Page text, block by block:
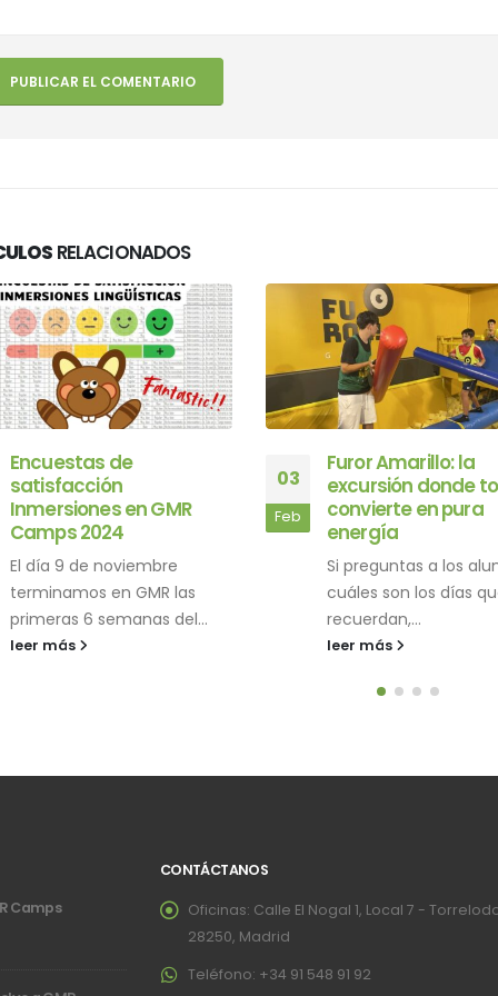
RELACIONADOS
Furor Amarillo: la
excursión donde todo se
convierte en pura
energía
Si preguntas a los alumnos
cuáles son los días que más
recuerdan,...
leer más
18
May
En GMR Camps La
ESCUELA TORROJA I
MIRET Vila-seca
Tarragona
El colegio se
su enfoque en la
integral, ofreciendo...
leer más
Camps
CONTÁCTANOS
Oficinas: Calle El Nogal 1, Local 7 -
28250, Madrid
Teléfono: +34 91 548 91 92